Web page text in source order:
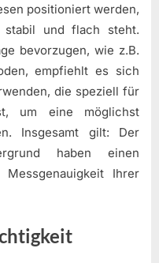
positioniert werden,
stabil und flach steht.
bevorzugen, wie z.B.
empfiehlt es sich
die speziell für
um eine möglichst
Insgesamt gilt: Der
haben einen
Ihrer